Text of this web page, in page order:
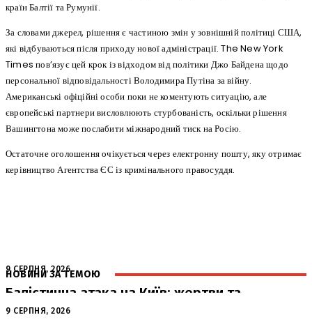
країн Балтії та Румунії.
За словами джерел, рішення є частиною змін у зовнішній політиці США,
які відбуваються після приходу нової адміністрації. The New York
Times пов’язує цей крок із відходом від політики Джо Байдена щодо
персональної відповідальності Володимира Путіна за війну.
Американські офіційні особи поки не коментують ситуацію, але
європейські партнери висловлюють стурбованість, оскільки рішення
Вашингтона може послабити міжнародний тиск на Росію.
Остаточне оголошення очікується через електронну пошту, яку отримає
керівництво Агентства ЄС із кримінального правосуддя.
НОВИНИ ЗА ТЕМОЮ
9 СЕРПНЯ, 2026
Балістична атака на Київ: жертви та
руйнування
9 СЕРПНЯ, 2026